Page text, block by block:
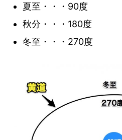
夏至・・・90度
秋分・・・180度
冬至・・・270度